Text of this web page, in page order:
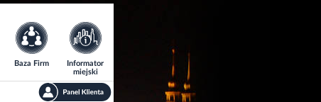
Baza Firm
Informator
miejski